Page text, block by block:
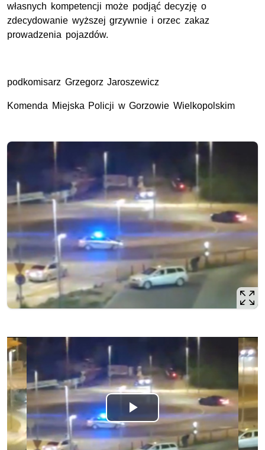
własnych kompetencji może podjąć decyzję o
zdecydowanie wyższej grzywnie i orzec zakaz
prowadzenia pojazdów.
podkomisarz Grzegorz Jaroszewicz
Komenda Miejska Policji w Gorzowie Wielkopolskim
Odtwórz